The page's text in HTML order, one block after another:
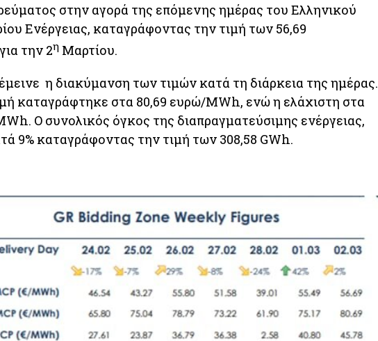
στην αγορά της επόμενης ημέρας του Ελληνικού
Ενέργειας, καταγράφοντας την τιμή των 56,69
την 2η Μαρτίου.
η διακύμανση των τιμών κατά τη διάρκεια της ημέρας.
καταγράφτηκε στα 80,69 ευρώ/MWh, ενώ η ελάχιστη στα
Ο συνολικός όγκος της διαπραγματεύσιμης ενέργειας,
9% καταγράφοντας την τιμή των 308,58 GWh.